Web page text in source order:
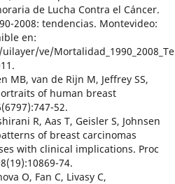
de Lucha Contra el Cáncer.
2008: tendencias. Montevideo:
en:
ve/
MB, van de Rijn M, Jeffrey SS,
of human breast
52.
R, Aas T, Geisler S, Johnsen
of breast carcinomas
with clinical implications. Proc
74.
O, Fan C, Livasy C,